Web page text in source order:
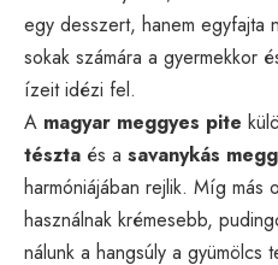
egy desszert, hanem egyfajta
sokak számára a gyermekkor
ízeit idézi fel.
A magyar meggyes pite
tészta és a savanykás
harmóniájában rejlik. Míg más
használnak krémesebb,
nálunk a hangsúly a gyümölcs